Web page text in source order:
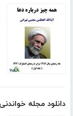
دانلود مجله خواندنی‌های 60 سال پیش ایران